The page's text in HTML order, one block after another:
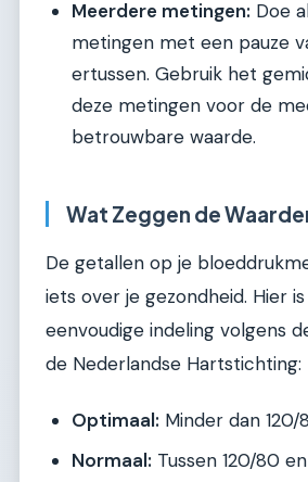
Meerdere metingen: Doe
metingen met een pauze
ertussen. Gebruik het
deze metingen voor de
betrouwbare waarde.
Wat Zeggen de
De getallen op je
iets over je gezondheid. Hier
eenvoudige indeling volgens
de Nederlandse Hartstichting:
Optimaal: Minder dan
Normaal: Tussen 120/80